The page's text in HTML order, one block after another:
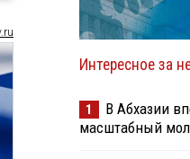
Интересное за
1
В Абхазии
масштабный